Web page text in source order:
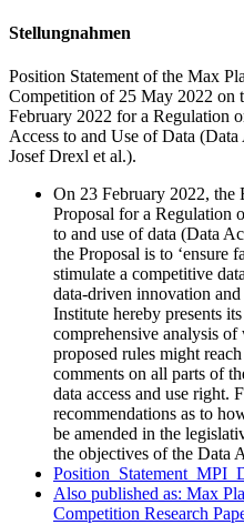
Stellungnahmen
Position Statement of the Max
Competition of 25 May 2022 on
February 2022 for a Regulation
Access to and Use of Data (Data
Josef Drexl et al.).
On 23 February 2022, the
Proposal for a Regulation
to and use of data (Data
the Proposal is to ‘ensure
stimulate a competitive
data-driven innovation
Institute hereby presents
comprehensive analysis
proposed rules might
comments on all parts of
data access and use right.
recommendations as to
be amended in the
the objectives of the Data
Also published as: Max
Competition Research